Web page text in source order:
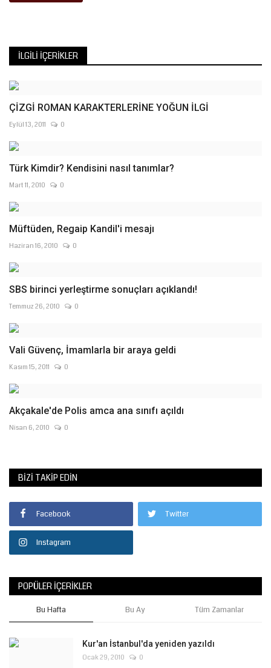
İLGILI İÇERIKLER
ÇİZGİ ROMAN KARAKTERLERİNE YOĞUN İLGİ
Eylül 13, 2011 0
Türk Kimdir? Kendisini nasıl tanımlar?
Mart 11, 2010 0
Müftüden, Regaip Kandil'i mesajı
Haziran 16, 2010 0
SBS birinci yerleştirme sonuçları açıklandı!
Temmuz 26, 2010 0
Vali Güvenç, İmamlarla bir araya geldi
Kasım 15, 2011 0
Akçakale'de Polis amca ana sınıfı açıldı
Nisan 6, 2010 0
BIZI TAKIP EDIN
Facebook Twitter
Instagram
POPÜLER İÇERIKLER
Bu Hafta Bu Ay Tüm Zamanlar
Kur'an İstanbul'da yeniden yazıldı
Ocak 29, 2010 0